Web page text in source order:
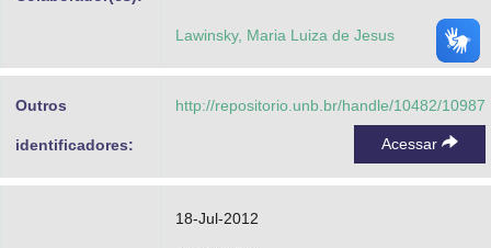
Lawinsky, Maria Luiza de Jesus
Outros
identificadores:
http://repositorio.unb.br/handle/10482/10987
Acessar
18-Jul-2012